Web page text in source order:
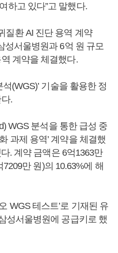
하고 있다”고 말했다.
질환 AI 진단 용역 계약
성서울병원과 6억 원 규모
계약을 체결했다.
(WGS)’ 기술을 활용한 정
.
WGS 분석을 통한 급성 중
과제 용역’ 계약을 체결했
. 계약 금액은 6억1363만
만 원)의 10.63%에 해
WGS 테스트’로 기재된 유
성서울병원에 공급키로 했